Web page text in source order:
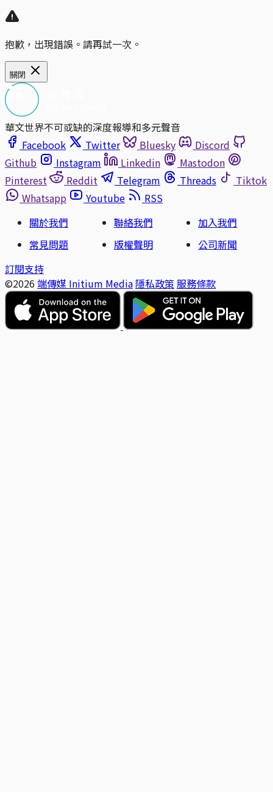
抱歉，出現錯誤。請再試一次。
關閉
華文世界不可或缺的深度報導和多元聲音
Facebook
Twitter Bluesky
Discord
Github
Instagram Linkedin
Mastodon
Pinterest
Reddit Telegram Threads
Tiktok
Whatsapp
Youtube
RSS
關於我們
聯絡我們
加入我們
常見問題
版權聲明
公司新聞
訂閱支持
©2026 端傳媒 Initium Media 隱私政策 服務條款